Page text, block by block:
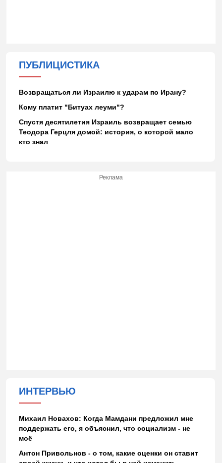
ПУБЛИЦИСТИКА
Возвращаться ли Израилю к ударам по Ирану?
Кому платит "Битуах леуми"?
Спустя десятилетия Израиль возвращает семью
Теодора Герцля домой: история, о которой мало
кто знал
Реклама
ИНТЕРВЬЮ
Михаил Новахов: Когда Мамдани предложил мне
поддержать его, я объяснил, что социализм - не
моё
Антон Привольнов - о том, какие оценки он ставит